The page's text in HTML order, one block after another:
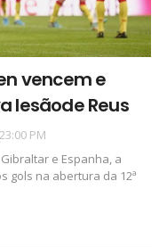
vencem e
lesãode Reus
PM
e Espanha, a
gols na abertura da 12ª